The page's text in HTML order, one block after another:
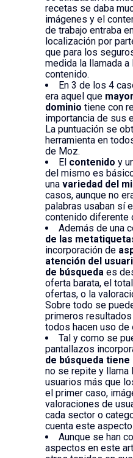
recetas se daba
imágenes y el
de trabajo entraba
localización por
que para los
medida la llamada
contenido.
En 3 de los 4
era aquel que
dominio tiene con
importancia de sus
La puntuación se
herramienta en
de Moz.
El contenido y
del mismo es
una variedad del
casos, aunque no
palabras usaban sí
contenido diferente
Además de una
de las
incorporación de
atención del
de búsqueda es
oferta barata, el
ofertas, o la
Sobre todo se
primeros
todos hacen uso de
Tal y como se
pantallazos
de búsqueda
no se repite y llama
usuarios más que
el primer caso,
valoraciones de
cada sector o
cuenta este aspecto.
Aunque se han
aspectos en este